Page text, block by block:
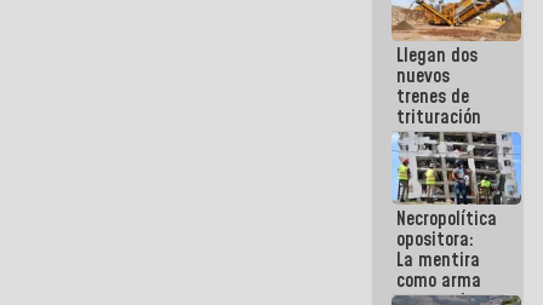
porque lo
que haces
es
embarrarla
Llegan dos
nuevos
trenes de
trituración
para
optimizar
manejo de
escombros
en La Guaira
Necropolítica
opositora:
La mentira
como arma